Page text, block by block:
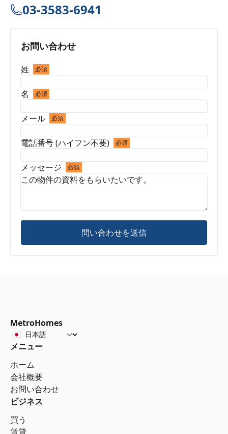
03-3583-6941
お問い合わせ
姓 必須
名 必須
メール 必須
電話番号 (ハイフン不要) 必須
メッセージ 必須
問い合わせを送信
MetroHomes
メニュー
ホーム
会社概要
お問い合わせ
ビジネス
買う